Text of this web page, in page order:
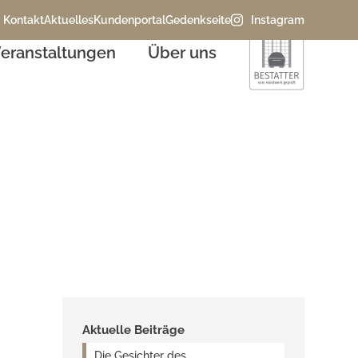
KontaktAktuellesKundenportalGedenkseite Instagram
Über uns
Aktuelle Beiträge